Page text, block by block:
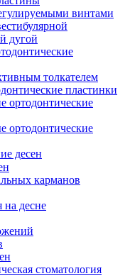
винтами
дугой
толкателем
пластинки
ортодонтические
ортодонтические
десен
карманов
на десне
стоматология